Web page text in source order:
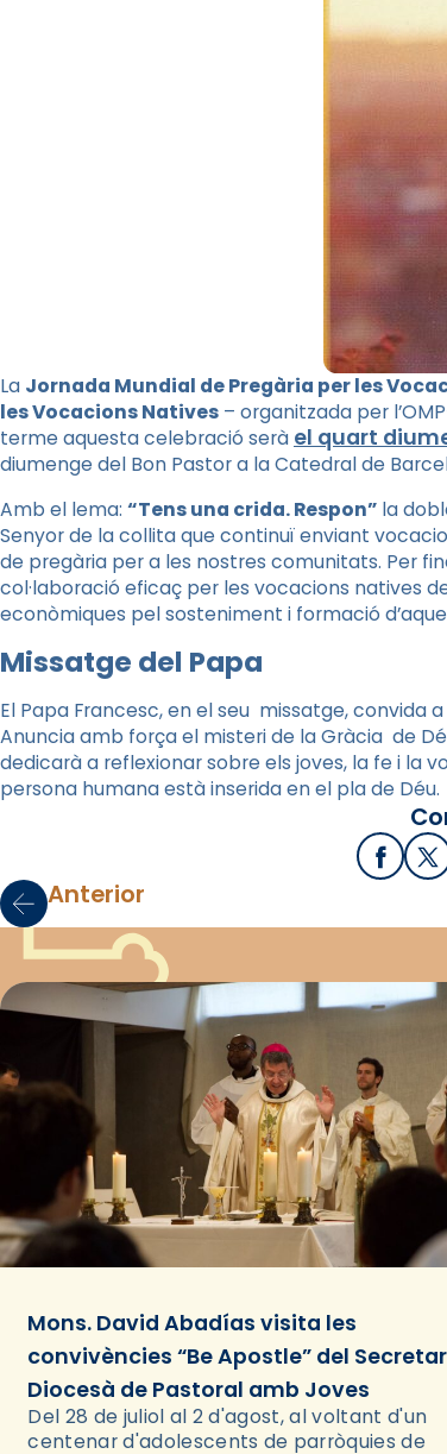
La Jornada Mundial de Pregària per les
les Vocacions Natives – organitzada per
terme aquesta celebració serà el quart
diumenge del Bon Pastor a la Catedral de
Amb el lema: “Tens una crida. Respon” la
Senyor de la collita que continuï enviant
de pregària per a les nostres comunitats. Per
col·laboració eficaç per les vocacions natives
econòmiques pel sosteniment i formació
Missatge del Papa
El Papa Francesc, en el seu missatge, convida
Anuncia amb força el misteri de la Gràcia de
dedicarà a reflexionar sobre els joves, la fe i la
persona humana està inserida en el pla de Déu.
X
Anterior
Mons. David Abadías visita les
convivències “Be Apostle” del
Diocesà de Pastoral amb Joves
Del 28 de juliol al 2 d'agost, al voltant d'un
centenar d'adolescents de parròquies de